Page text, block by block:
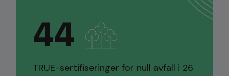
44
TRUE-sertifiseringer for null avfall i 26